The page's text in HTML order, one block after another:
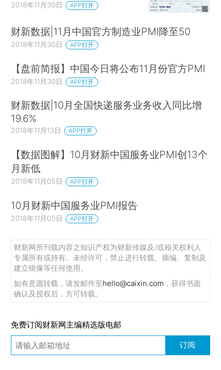
2018年11月30日 APP打开
财新数据|11月中国官方制造业PMI降至50
2018年11月30日 APP打开
【盘前简报】中国今日将公布11月份官方PMI
2018年11月30日 APP打开
财新数据|10月全国快递服务业务收入同比增
19.6%
2018年11月13日 APP打开
【数据图解】10月财新中国服务业PMI创13个
月新低
2018年11月05日 APP打开
10月财新中国服务业PMI报告
2018年11月05日 APP打开
财新网所刊载内容之知识产权为财新传媒及/或相关权利人
专属所有或持有。未经许可，禁止进行转载、摘编、复制及
建立镜像等任何使用。
如有意愿转载，请发邮件至hello@caixin.com ，获得书面
确认及授权后，方可转载。
免费订阅财新网主编精选版电邮
订阅